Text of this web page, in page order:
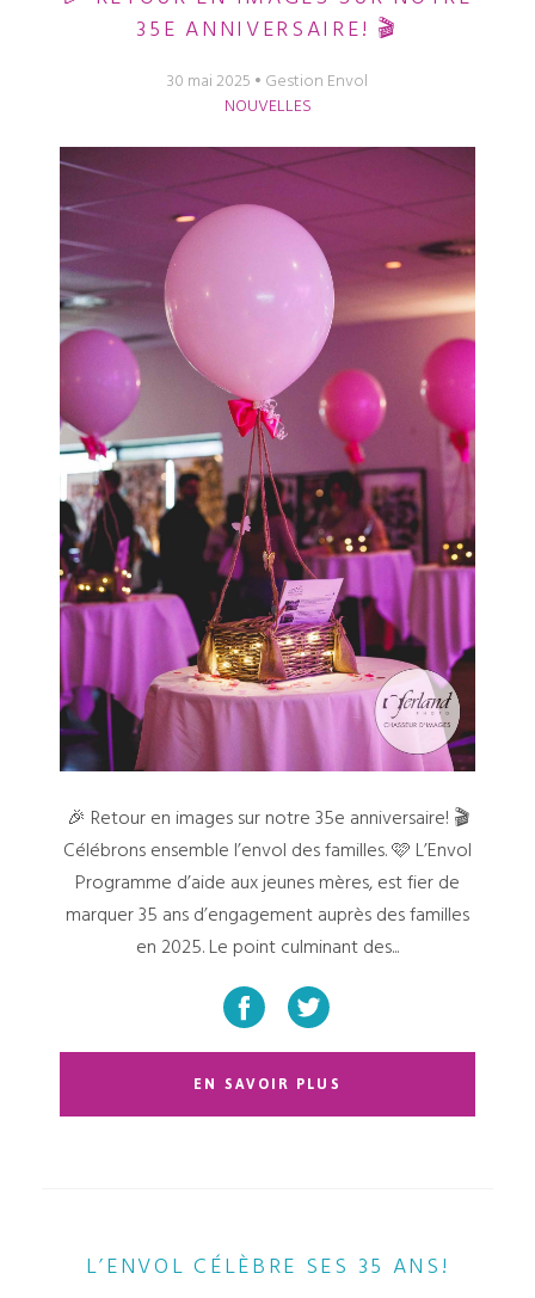
35E ANNIVERSAIRE! 🎬
30 mai 2025
Gestion Envol
NOUVELLES
🎉 Retour en images sur notre 35e anniversaire! 🎬
Célébrons ensemble l’envol des familles. 🩷 L’Envol
Programme d’aide aux jeunes mères, est fier de
marquer 35 ans d’engagement auprès des familles
en 2025. Le point culminant des...
EN SAVOIR PLUS
L’ENVOL CÉLÈBRE SES 35 ANS!